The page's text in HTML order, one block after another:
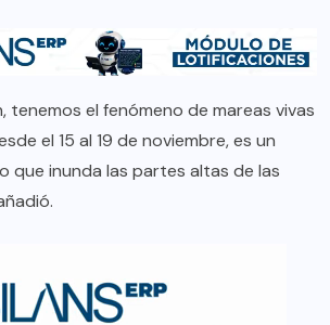
tenemos el fenómeno de mareas vivas
el 15 al 19 de noviembre, es un
que inunda las partes altas de las